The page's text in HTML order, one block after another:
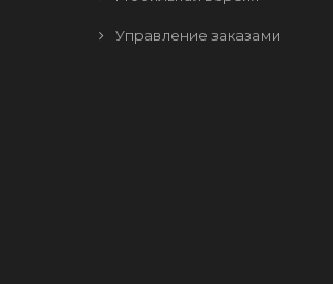
Управление заказами